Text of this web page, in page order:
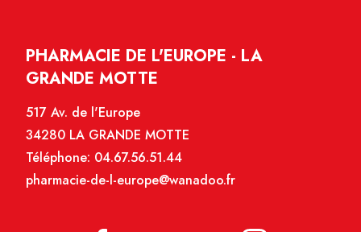
PHARMACIE DE L'EUROPE - LA
GRANDE MOTTE
517 Av. de l'Europe
34280 LA GRANDE MOTTE
Téléphone: 04.67.56.51.44
pharmacie-de-l-europe@wanadoo.fr